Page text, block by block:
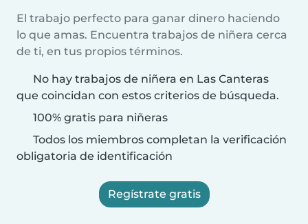
El trabajo perfecto para ganar dinero haciendo
lo que amas. Encuentra trabajos de niñera cerca
de ti, en tus propios términos.
No hay trabajos de niñera en Las Canteras
que coincidan con estos criterios de búsqueda.
100% gratis para niñeras
Todos los miembros completan la verificación
obligatoria de identificación
Regístrate gratis